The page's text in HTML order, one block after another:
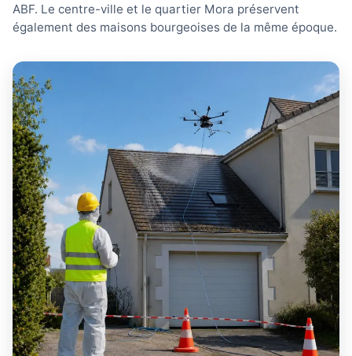
ABF. Le centre-ville et le quartier Mora préservent
également des maisons bourgeoises de la même époque.